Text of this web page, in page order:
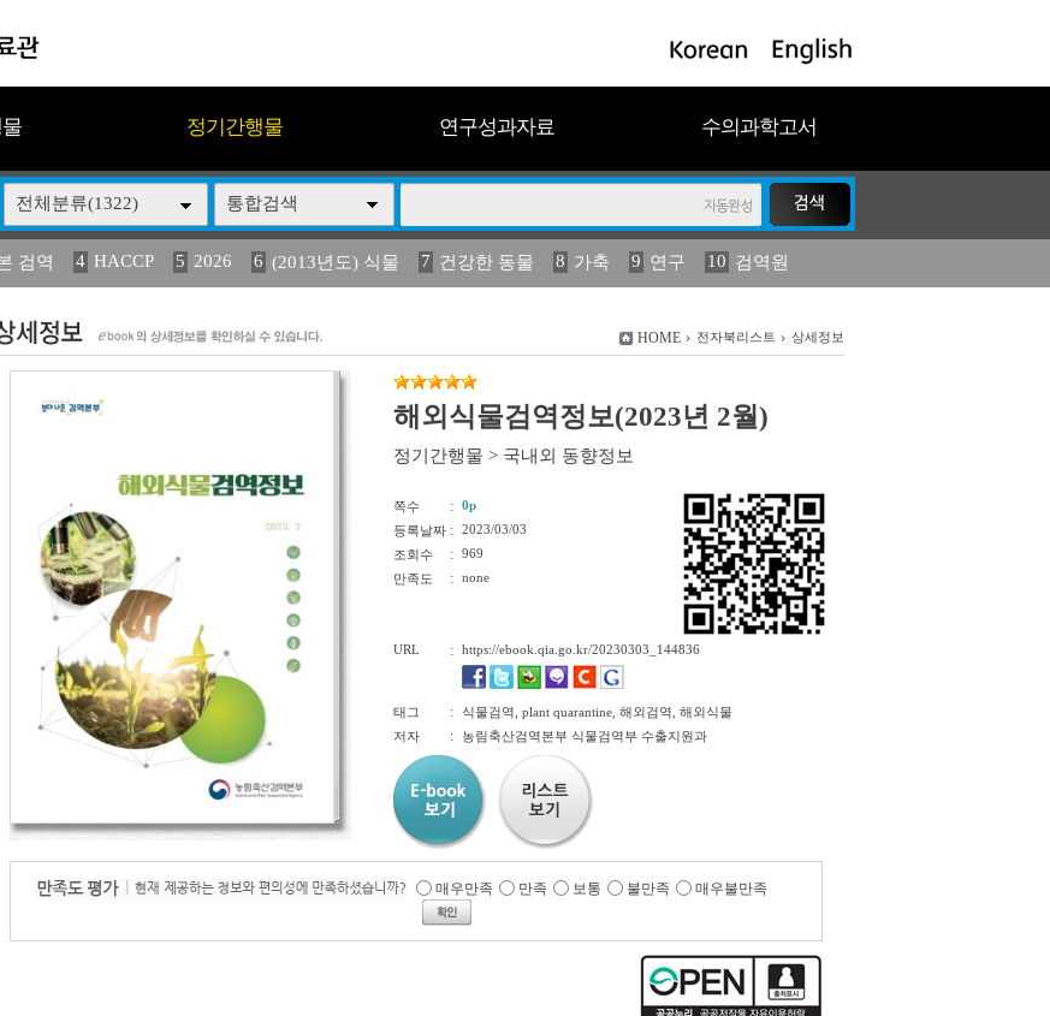
정기간행물 연구성과자료 수의과학고서
전체분류(1322) 통합검색
검역 4 HACCP 5 2026 6 (2013년도) 식물 7 건강한 동물 8 가축 9 연구 10 검역원
13 媛 異 14 (2013년도) 식 15 구제역 16 관리 17 연보 18 농림수산 19 2023
HOME 전자북리스트 상세정보
해외식물검역정보(2023년 2월)
정기간행물 > 국내외 동향정보
쪽수 :
0p
등록날짜 :
2023/03/03
조회수
:
969
만족도
: none
URL : https://ebook.qia.go.kr/20230303_144836
태그 :
식물검역, plant quarantine, 해외검역, 해외식물
저자
: 농림축산검역본부 식물검역부 수출지원과
매우만족 만족 보통 불만족 매우불만족